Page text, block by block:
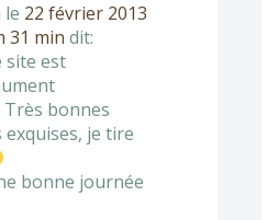
le 22 février 2013
31 min dit:
site est
bonnes
je tire
bonne journée